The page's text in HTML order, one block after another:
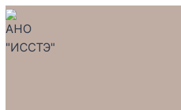
Перейти
к
содержимому